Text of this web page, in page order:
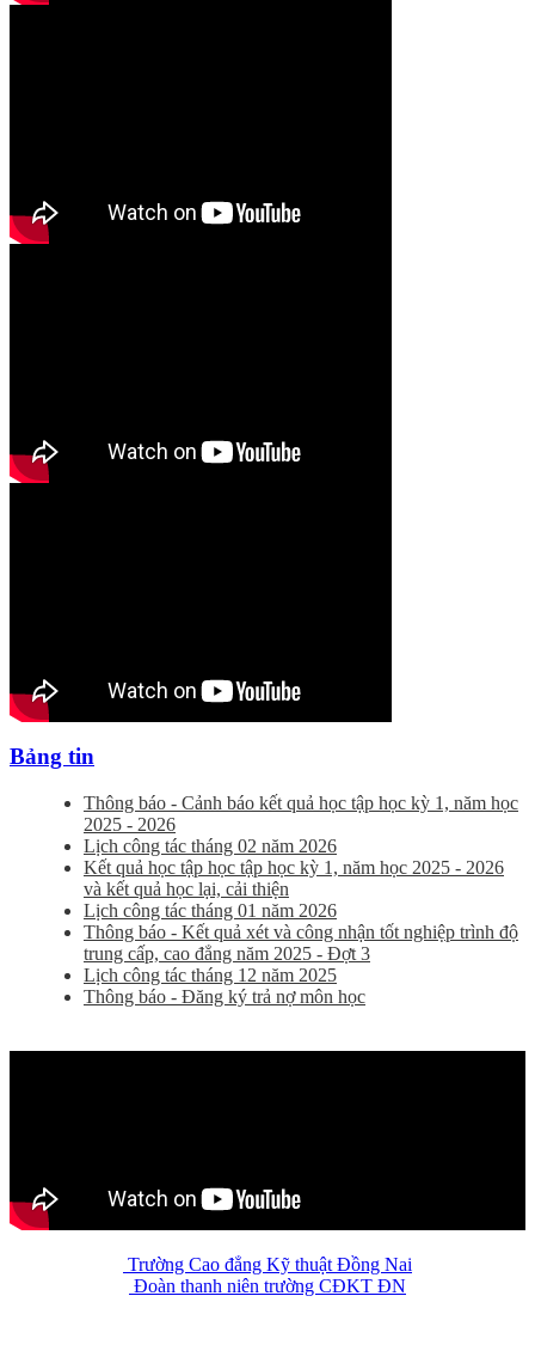
Bảng tin
Thông báo - Cảnh báo kết quả học tập học kỳ 1, năm học
2025 - 2026
Lịch công tác tháng 02 năm 2026
Kết quả học tập học tập học kỳ 1, năm học 2025 - 2026
và kết quả học lại, cải thiện
Lịch công tác tháng 01 năm 2026
Thông báo - Kết quả xét và công nhận tốt nghiệp trình độ
trung cấp, cao đẳng năm 2025 - Đợt 3
Lịch công tác tháng 12 năm 2025
Thông báo - Đăng ký trả nợ môn học
Trường Cao đẳng Kỹ thuật Đồng Nai
Đoàn thanh niên trường CĐKT ĐN